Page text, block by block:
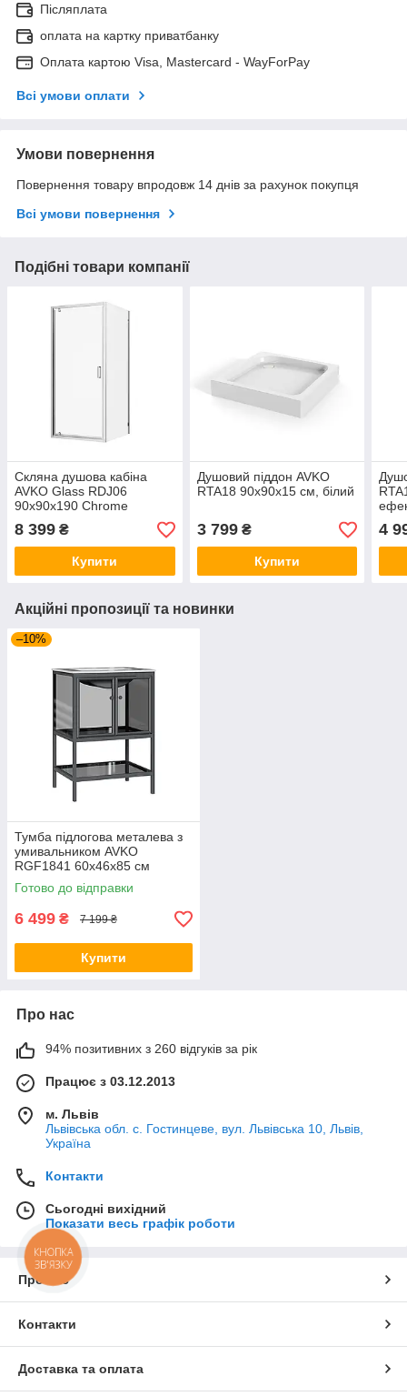
Післяплата
оплата на картку приватбанку
Оплата картою Visa, Mastercard - WayForPay
Всі умови оплати
Умови повернення
Повернення товару впродовж 14 днів за рахунок покупця
Всі умови повернення
Подібні товари компанії
Скляна душова кабіна
AVKO Glass RDJ06
90x90x190 Chrome
8 399 ₴
Купити
Душовий піддон AVKO
RTA18 90x90x15 см, білий
3 799₴
Купити
4
Акційні пропозиції та новинки
–10%
Тумба підлогова металева з
умивальником AVKO
RGF1841 60х46х85 см
Готово до відправки
6 499 ₴ 7 199 ₴
Купити
Про нас
94% позитивних з 260 відгуків за рік
Працює з 03.12.2013
м. Львів
Львівська обл. с. Гостинцеве, вул. Львівська 10, Львів,
Україна
Контакти
Сьогодні вихідний
Показати весь графік роботи
Про нас
Контакти
Доставка та оплата
КНОПКА
ЗВ'ЯЗКУ